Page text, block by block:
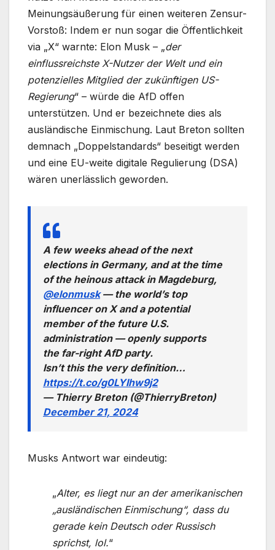
Meinungsäußerung für einen weiteren Zensur-
Vorstoß: Indem er nun sogar die Öffentlichkeit
via „X“ warnte: Elon Musk – „der
einflussreichste X-Nutzer der Welt und ein
potenzielles Mitglied der zukünftigen US-
Regierung“ – würde die AfD offen
unterstützen. Und er bezeichnete dies als
ausländische Einmischung. Laut Breton sollten
demnach „Doppelstandards“ beseitigt werden
und eine EU-weite digitale Regulierung (DSA)
wären unerlässlich geworden.
A few weeks ahead of the next
elections in Germany, and at the time
of the heinous attack in Magdeburg,
@elonmusk— the world’s top
influencer on X and a potential
member of the future U.S.
administration — openly supports
the far-right AfD party.
Isn’t this the very definition…
https://t.co/g0LYIhw9j2
— Thierry Breton (@ThierryBreton)
December 21, 2024
Musks Antwort war eindeutig:
„Alter, es liegt nur an der amerikanischen
„ausländischen Einmischung“, dass du
gerade kein Deutsch oder Russisch
sprichst, lol.“